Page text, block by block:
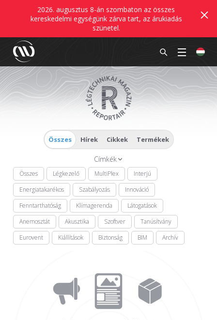
2026. augusztus 8-án szombaton az összes
kereskedelmi egységünk zárva tart, az árukiadás
szünetel.
Összes Hírek Cikkek Termékek
Címkék
Összes Légkezelő MultiPlex
Interjú
Energiatakarékos
Szabályozás
Innováció
Fenntarthatóság
Klímagerenda
Látogatások
Anemosztát
Akusztika Szoftver
Tanúsítvány
Eurovent
Kiállítások Biztonság BIM Archív